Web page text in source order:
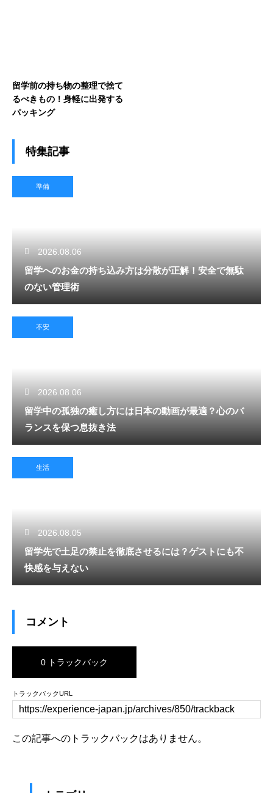
留学前の持ち物の整理で捨て
るべきもの！身軽に出発する
パッキング
特集記事
準備
2026.08.06
留学へのお金の持ち込み方は分散が正解！安全で無駄
のない管理術
不安
2026.08.06
留学中の孤独の癒し方には日本の動画が最適？心のバ
ランスを保つ息抜き法
生活
2026.08.05
留学先で土足の禁止を徹底させるには？ゲストにも不
快感を与えない
コメント
0 トラックバック
トラックバックURL
この記事へのトラックバックはありません。